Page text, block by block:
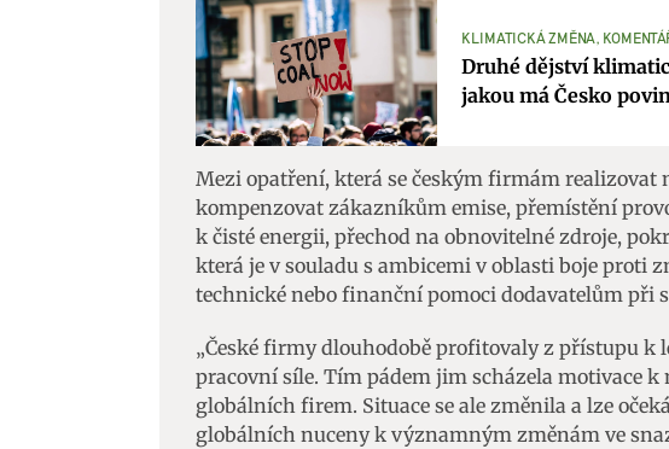
Zajištění
odstraňování chyb,
KLIMATICKÁ ZMĚNA,
Druhé dějství
jakou má Česko
Mezi opatření, která se českým firmám realizovat
kompenzovat zákazníkům emise, přemístění
k čisté energii, přechod na obnovitelné zdroje,
která je v souladu s ambicemi v oblasti boje proti
technické nebo finanční pomoci dodavatelům při
„České firmy dlouhodobě profitovaly z přístupu
pracovní síle. Tím pádem jim scházela motivace
globálních firem. Situace se ale změnila a lze
globálních nuceny k významným změnám ve